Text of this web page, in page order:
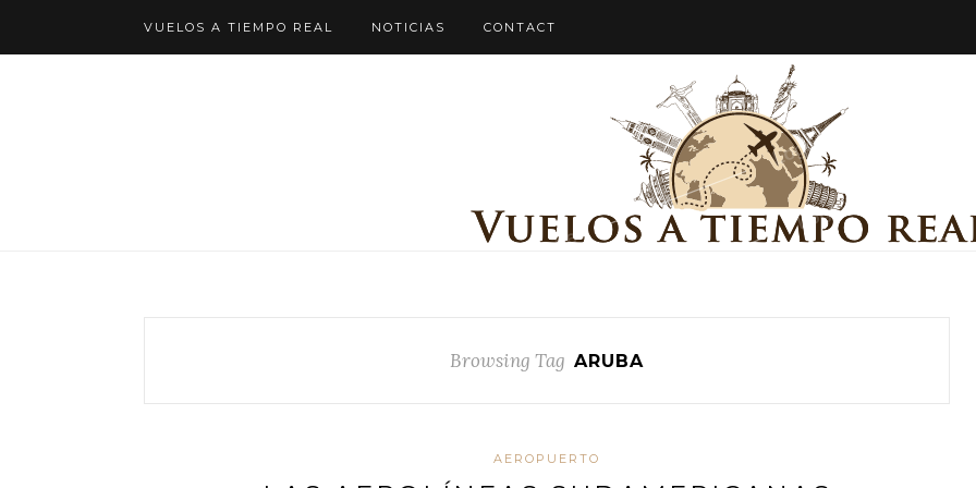
VUELOS A TIEMPO REAL NOTICIAS CONTACT
Browsing Tag ARUBA
AEROPUERTO